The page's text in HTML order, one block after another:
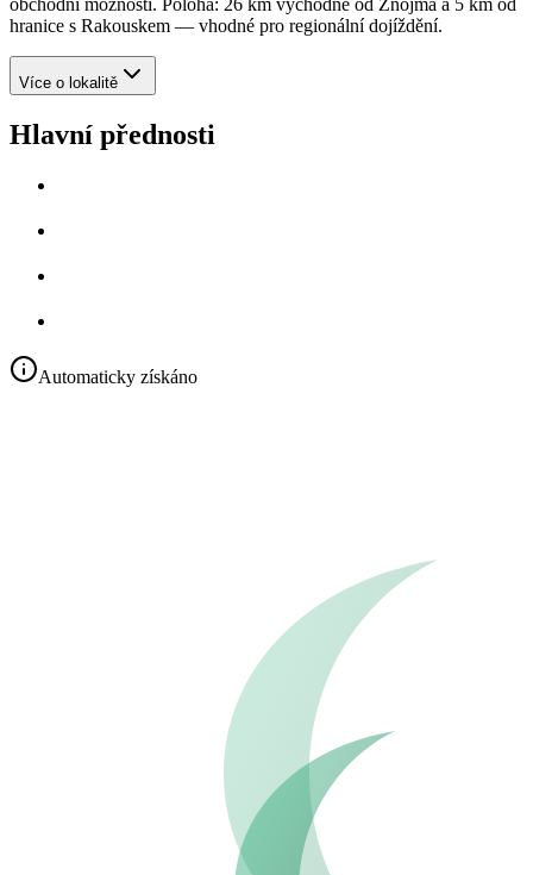
obchodní možnosti. Poloha: 26 km východně od Znojma a 5 km od
hranice s Rakouskem — vhodné pro regionální dojíždění.
Více o lokalitě
Hlavní přednosti
Automaticky získáno